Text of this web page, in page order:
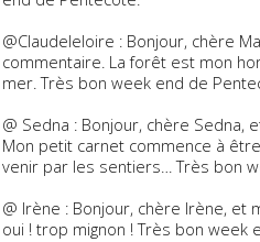
@Claudeleloire : Bonjour, chère
commentaire. La forêt est mon
mer. Très bon week end de
@ Sedna : Bonjour, chère
Mon petit carnet commence à
venir par les sentiers… Très bon
@ Irène : Bonjour, chère Irène, et
oui ! trop mignon ! Très bon week